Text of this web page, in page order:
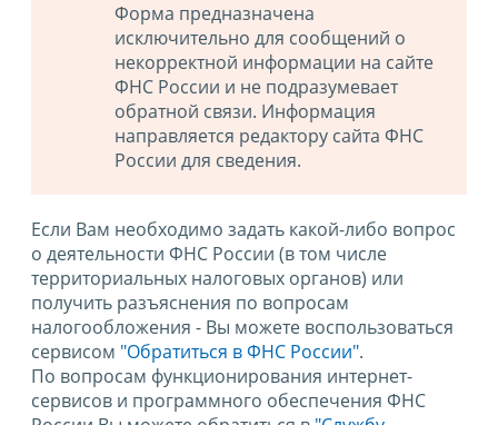
Форма предназначена
исключительно для сообщений о
некорректной информации на сайте
ФНС России и не подразумевает
обратной связи. Информация
направляется редактору сайта ФНС
России для сведения.
Если Вам необходимо задать какой-либо вопрос
о деятельности ФНС России (в том числе
территориальных налоговых органов) или
получить разъяснения по вопросам
налогообложения - Вы можете воспользоваться
сервисом "Обратиться в ФНС России".
По вопросам функционирования интернет-
сервисов и программного обеспечения ФНС